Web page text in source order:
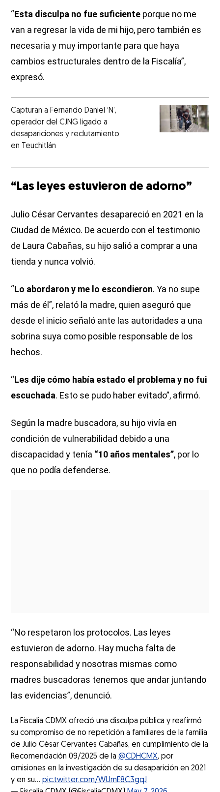
“Esta disculpa no fue suficiente porque no me
van a regresar la vida de mi hijo, pero también es
necesaria y muy importante para que haya
cambios estructurales dentro de la Fiscalía”,
expresó.
Capturan a Fernando Daniel ‘N’,
operador del CJNG ligado a
desapariciones y reclutamiento
en Teuchitlán
“Las leyes estuvieron de adorno”
Julio César Cervantes desapareció en 2021 en la
Ciudad de México. De acuerdo con el testimonio
de Laura Cabañas, su hijo salió a comprar a una
tienda y nunca volvió.
“Lo abordaron y me lo escondieron. Ya no supe
más de él”, relató la madre, quien aseguró que
desde el inicio señaló ante las autoridades a una
sobrina suya como posible responsable de los
hechos.
“Les dije cómo había estado el problema y no fui
escuchada. Esto se pudo haber evitado”, afirmó.
Según la madre buscadora, su hijo vivía en
condición de vulnerabilidad debido a una
discapacidad y tenía “10 años mentales”, por lo
que no podía defenderse.
“No respetaron los protocolos. Las leyes
estuvieron de adorno. Hay mucha falta de
responsabilidad y nosotras mismas como
madres buscadoras tenemos que andar juntando
las evidencias”, denunció.
La Fiscalia CDMX ofreció una disculpa pública y reafirmó
su compromiso de no repetición a familiares de la familia
de Julio César Cervantes Cabañas, en cumplimiento de la
Recomendación 09/2025 de la@CDHCMX, por
omisiones en la investigación de su desaparición en 2021
y en su…pic.twitter.com/WUmE8C3gqJ